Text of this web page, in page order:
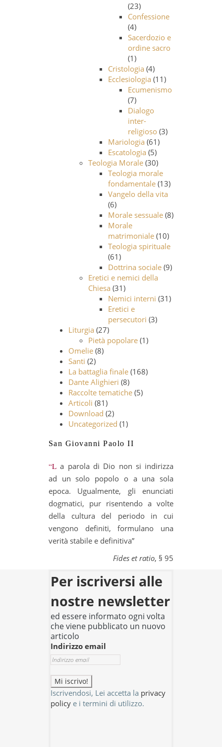
(23)
Confessione
(4)
Sacerdozio e
ordine sacro
(1)
Cristologia (4)
Ecclesiologia (11)
Ecumenismo
(7)
Dialogo
inter-
religioso(3)
Mariologia (61)
Escatologia (5)
Teologia Morale(30)
Teologia morale
fondamentale(13)
Vangelo della vita
(6)
Morale sessuale(8)
Morale
matrimoniale(10)
Teologia spirituale
(61)
Dottrina sociale(9)
Eretici e nemici della
Chiesa (31)
Nemici interni (31)
Eretici e
persecutori (3)
Liturgia (27)
Pietà popolare(1)
Omelie(8)
Santi (2)
La battaglia finale(168)
Dante Alighieri (8)
Raccolte tematiche(5)
Articoli (81)
Download (2)
Uncategorized (1)
San Giovanni Paolo II
“La parola di Dio non si indirizza
ad un solo popolo o a una sola
epoca. Ugualmente, gli enunciati
dogmatici, pur risentendo a volte
della cultura del periodo in cui
vengono definiti, formulano una
verità stabile e definitiva”
Fides et ratio, § 95
Per iscriversi alle
nostre newsletter
ed essere informato ogni volta
che viene pubblicato un nuovo
articolo
Indirizzo email
Iscrivendosi, Lei accetta la privacy
policye i termini di utilizzo.